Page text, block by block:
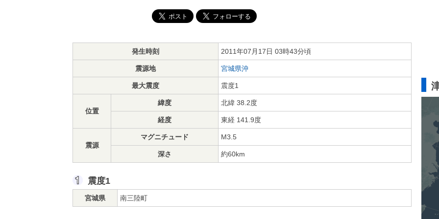
発生時刻 2011年07月17日 03時43分頃
震源地 宮城県沖
最大震度 震度1
位置
緯度 北緯 38.2度
経度 東経 141.9度
震源
マグニチュード M3.5
深さ 約60km
震度1
宮城県 南三陸町